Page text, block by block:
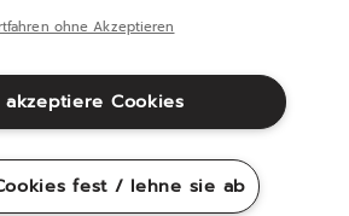
Cookies
©Babolat
ohne Akzeptieren
akzeptiere Cookies
fest / lehne sie ab